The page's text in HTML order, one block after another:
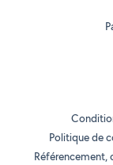
Politique de
Référencement,